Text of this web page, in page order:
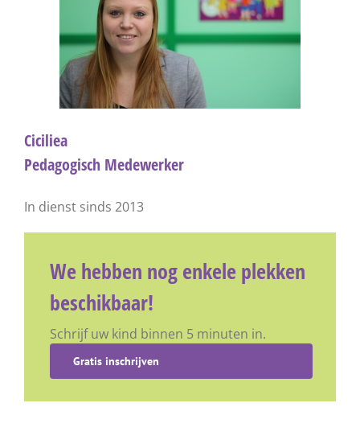
Ciciliea
Pedagogisch Medewerker
In dienst sinds 2013
We hebben nog enkele plekken
beschikbaar!
Schrijf uw kind binnen 5 minuten in.
Gratis inschrijven